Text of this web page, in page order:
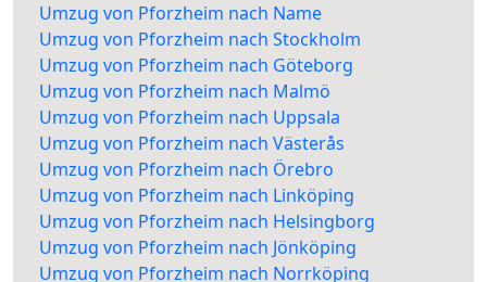
Umzug von Pforzheim nach Name
Umzug von Pforzheim nach Stockholm
Umzug von Pforzheim nach Göteborg
Umzug von Pforzheim nach Malmö
Umzug von Pforzheim nach Uppsala
Umzug von Pforzheim nach Västerås
Umzug von Pforzheim nach Örebro
Umzug von Pforzheim nach Linköping
Umzug von Pforzheim nach Helsingborg
Umzug von Pforzheim nach Jönköping
Umzug von Pforzheim nach Norrköping